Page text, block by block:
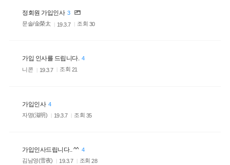
정회원 가입인사 3
문솔/金榮太
19.3.7 조회 30
가입 인사를 드립니다. 4
니콘
19.3.7 조회 21
가입인사 4
자명(滋明)
19.3.7 조회 35
가입인사드립니다.. ^^ 4
김남영(雪夜)
19.3.7 조회28